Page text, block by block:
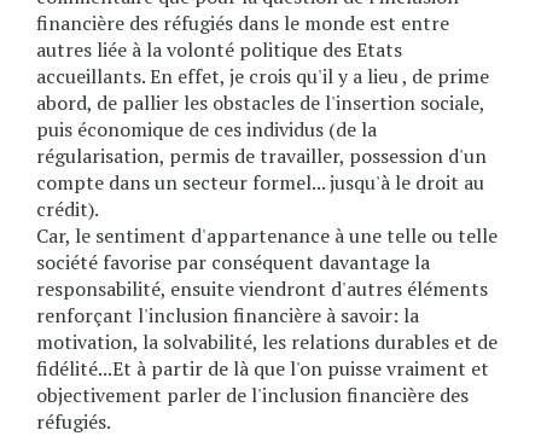
financière des réfugiés dans le monde est entre
autres liée à la volonté politique des Etats
accueillants. En effet, je crois qu'il y a lieu , de prime
abord, de pallier les obstacles de l'insertion sociale,
puis économique de ces individus (de la
régularisation, permis de travailler, possession d'un
compte dans un secteur formel... jusqu'à le droit au
crédit).
Car, le sentiment d'appartenance à une telle ou telle
société favorise par conséquent davantage la
responsabilité, ensuite viendront d'autres éléments
renforçant l'inclusion financière à savoir: la
motivation, la solvabilité, les relations durables et de
fidélité...Et à partir de là que l'on puisse vraiment et
objectivement parler de l'inclusion financière des
réfugiés.